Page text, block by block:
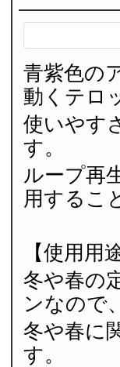
青紫色の
動くテロ
使いやす
す。
ループ再
用するこ
【使用用
冬や春の
ンなので、
冬や春に
す。